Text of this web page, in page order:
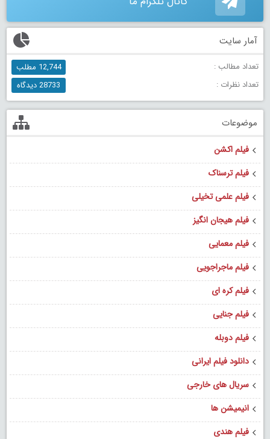
آمار سایت
تعداد مطالب :
12,744 مطلب
تعداد نظرات :
28733 دیدگاه
موضوعات
فیلم اکشن
فیلم ترسناک
فیلم علمی تخیلی
فیلم هیجان انگیز
فیلم معمایی
فیلم ماجراجویی
فیلم کره ای
فیلم جنایی
فیلم دوبله
دانلود فیلم ایرانی
سریال های خارجی
انیمیشن ها
فیلم هندی